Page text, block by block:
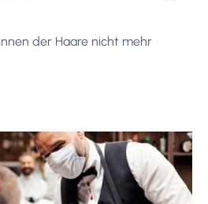
der Haare nicht mehr